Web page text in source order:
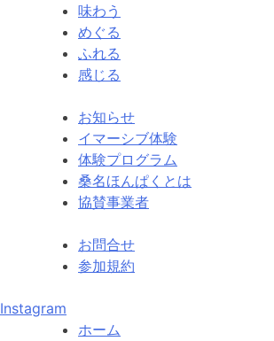
味わう
めぐる
ふれる
感じる
お知らせ
イマーシブ体験
体験プログラム
桑名ほんぱくとは
協賛事業者
お問合せ
参加規約
Instagram
ホーム